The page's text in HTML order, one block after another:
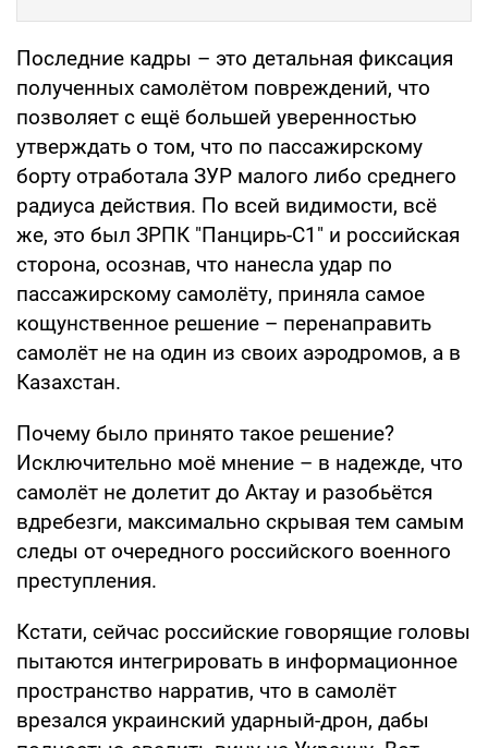
Последние кадры – это детальная фиксация
полученных самолётом повреждений, что
позволяет с ещё большей уверенностью
утверждать о том, что по пассажирскому
борту отработала ЗУР малого либо среднего
радиуса действия. По всей видимости, всё
же, это был ЗРПК "Панцирь-С1" и российская
сторона, осознав, что нанесла удар по
пассажирскому самолёту, приняла самое
кощунственное решение – перенаправить
самолёт не на один из своих аэродромов, а в
Казахстан.
Почему было принято такое решение?
Исключительно моё мнение – в надежде, что
самолёт не долетит до Актау и разобьётся
вдребезги, максимально скрывая тем самым
следы от очередного российского военного
преступления.
Кстати, сейчас российские говорящие головы
пытаются интегрировать в информационное
пространство нарратив, что в самолёт
врезался украинский ударный-дрон, дабы